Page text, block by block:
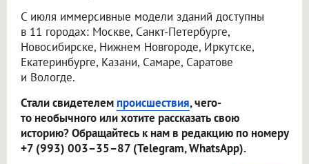
С июля иммерсивные модели зданий доступны
в 11 городах: Москве, Санкт-Петербурге,
Новосибирске, Нижнем Новгороде, Иркутске,
Екатеринбурге, Казани, Самаре, Саратове
и Вологде.
Стали свидетелем происшествия, чего-
то необычного или хотите рассказать свою
историю? Обращайтесь к нам в редакцию по номеру
+7 (993) 003–35–87 (Telegram, WhatsApp).